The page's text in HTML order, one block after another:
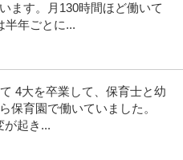
ます。月130時間ほど働いて
半年ごとに...
4大を卒業して、保育士と幼
保育園で働いていました。
が起き...